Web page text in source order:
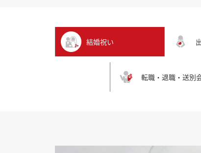
結婚祝い
転職・退職・送別